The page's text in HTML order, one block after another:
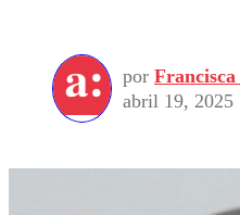
por Francisca
abril 19, 2025